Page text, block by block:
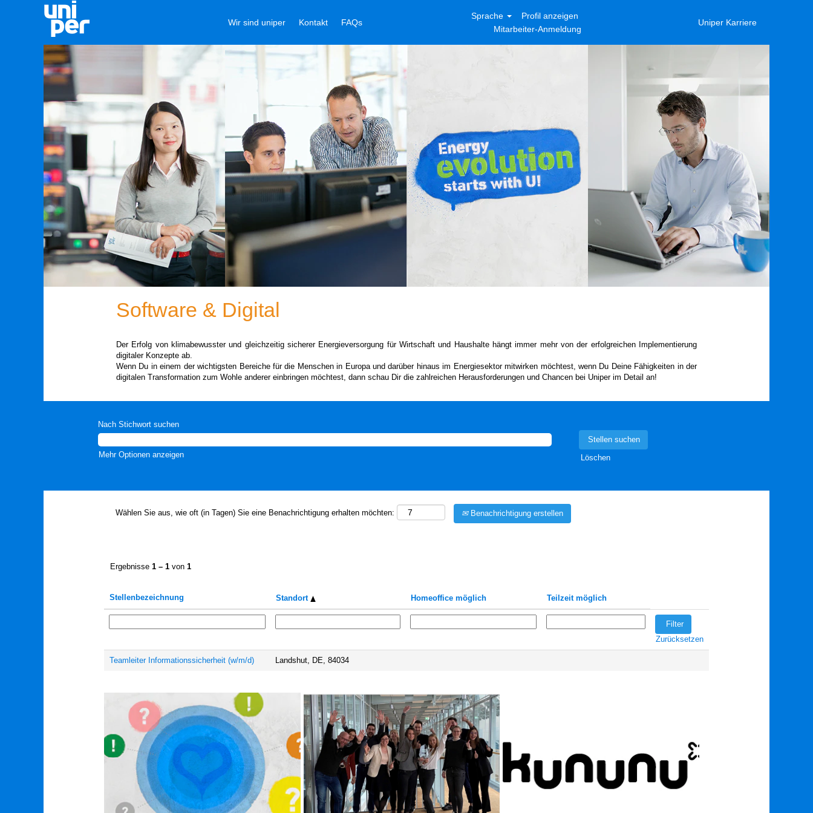
Wir sind uniper Kontakt FAQs
Sprache
Profil anzeigen
Mitarbeiter-Anmeldung
Uniper Karriere
Software
&
Digital
(de_DE)
Software & Digital
Der Erfolg von klimabewusster und gleichzeitig sicherer Energieversorgung für Wirtschaft und Haushalte hängt immer mehr von der erfolgreichen Implementierung
digitaler Konzepte ab.
Wenn Du in einem der wichtigsten Bereiche für die Menschen in Europa und darüber hinaus im Energiesektor mitwirken möchtest, wenn Du Deine Fähigkeiten in der
digitalen Transformation zum Wohle anderer einbringen möchtest, dann schau Dir die zahlreichen Herausforderungen und Chancen bei Uniper im Detail an!
Nach Stichwort suchen
Mehr Optionen anzeigen Löschen
Wählen Sie aus, wie oft (in Tagen) Sie eine Benachrichtigung erhalten möchten: Benachrichtigung erstellen
Ergebnisse 1 – 1 von 1
Stellenbezeichnung Standort Homeoffice möglich Teilzeit möglich
Zurücksetzen
Teamleiter Informationssicherheit (w/m/d) Landshut, DE, 84034